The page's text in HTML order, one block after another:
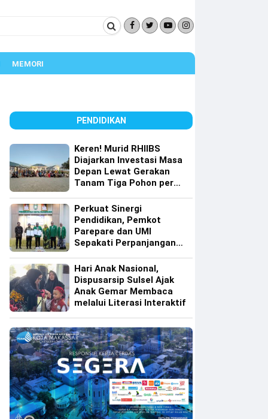
MEMORI
PENDIDIKAN
Keren! Murid RHIIBS
Diajarkan Investasi Masa
Depan Lewat Gerakan
Tanam Tiga Pohon per
Perkuat Sinergi
Pendidikan, Pemkot
Parepare dan UMI
Sepakati Perpanjangan
Perguruan Tinggi
Hari Anak Nasional,
Dispusarsip Sulsel Ajak
Anak Gemar Membaca
melalui Literasi Interaktif